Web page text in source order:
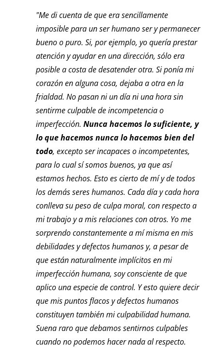
"Me di cuenta de que era sencillamente
imposible para un ser humano ser y permanecer
bueno o puro. Si, por ejemplo, yo quería prestar
atención y ayudar en una dirección, sólo era
posible a costa de desatender otra. Si ponía mi
corazón en alguna cosa, dejaba a otra en la
frialdad. No pasan ni un día ni una hora sin
sentirme culpable de incompetencia o
imperfección. Nunca hacemos lo suficiente, y
lo que hacemos nunca lo hacemos bien del
todo, excepto ser incapaces o incompetentes,
para lo cual sí somos buenos, ya que así
estamos hechos. Esto es cierto de mí y de todos
los demás seres humanos. Cada día y cada hora
conlleva su peso de culpa moral, con respecto a
mi trabajo y a mis relaciones con otros. Yo me
sorprendo constantemente a mí misma en mis
debilidades y defectos humanos y, a pesar de
que están naturalmente implícitos en mi
imperfección humana, soy consciente de que
aplico una especie de control. Y esto quiere decir
que mis puntos flacos y defectos humanos
constituyen también mi culpabilidad humana.
Suena raro que debamos sentirnos culpables
cuando no podemos hacer nada al respecto.